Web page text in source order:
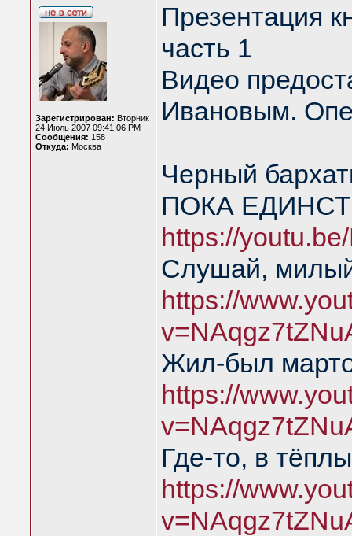
Зарегистрирован: Вторник
24 Июль 2007 09:41:06 PM
Сообщения: 158
Откуда: Москва
Презентация
часть 1
Видео
Ивановым.
Черный
ПОКА
https://
Слушай,
https://
Жил-был
https://
Где-то, в
https://